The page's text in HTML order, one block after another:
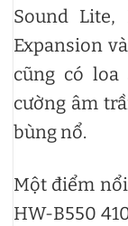
Sound Lite,
Expansion
cũng có loa
cường âm
bùng nổ.
Một điểm
HW-B550